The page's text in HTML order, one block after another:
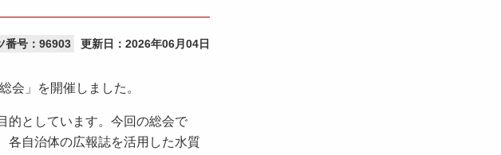
番号：96903 更新日： 2026年06月04日
会」を開催しました。
的としています。今回の総会で
各自治体の広報誌を活用した水質